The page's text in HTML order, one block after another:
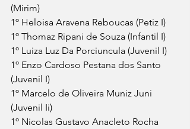
(Mirim)
1º Heloisa Aravena Reboucas (Petiz I)
1º Thomaz Ripani de Souza (Infantil I)
1º Luiza Luz Da Porciuncula (Juvenil I)
1º Enzo Cardoso Pestana dos Santo
(Juvenil I)
1º Marcelo de Oliveira Muniz Juni
(Juvenil Ii)
1º Nicolas Gustavo Anacleto Rocha